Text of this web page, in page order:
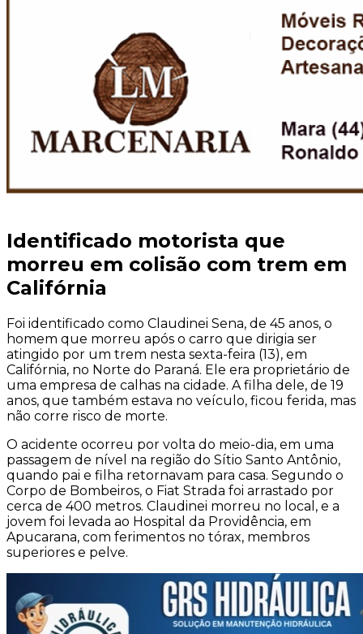
Identificado motorista que
morreu em colisão com trem em
Califórnia
Foi identificado como Claudinei Sena, de 45 anos, o
homem que morreu após o carro que dirigia ser
atingido por um trem nesta sexta-feira (13), em
Califórnia, no Norte do Paraná. Ele era proprietário de
uma empresa de calhas na cidade. A filha dele, de 19
anos, que também estava no veículo, ficou ferida, mas
não corre risco de morte.
O acidente ocorreu por volta do meio-dia, em uma
passagem de nível na região do Sítio Santo Antônio,
quando pai e filha retornavam para casa. Segundo o
Corpo de Bombeiros, o Fiat Strada foi arrastado por
cerca de 400 metros. Claudinei morreu no local, e a
jovem foi levada ao Hospital da Providência, em
Apucarana, com ferimentos no tórax, membros
superiores e pelve.